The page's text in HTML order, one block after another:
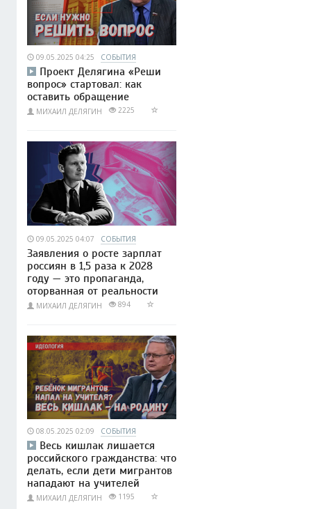
09.05.2025 04:25 СОБЫТИЯ
Проект Делягина «Реши
вопрос» стартовал: как
оставить обращение
МИХАИЛ ДЕЛЯГИН 2225
09.05.2025 04:07 СОБЫТИЯ
Заявления о росте зарплат
россиян в 1,5 раза к 2028
году — это пропаганда,
оторванная от реальности
МИХАИЛ ДЕЛЯГИН 894
08.05.2025 02:09 СОБЫТИЯ
Весь кишлак лишается
российского гражданства: что
делать, если дети мигрантов
нападают на учителей
МИХАИЛ ДЕЛЯГИН 1195